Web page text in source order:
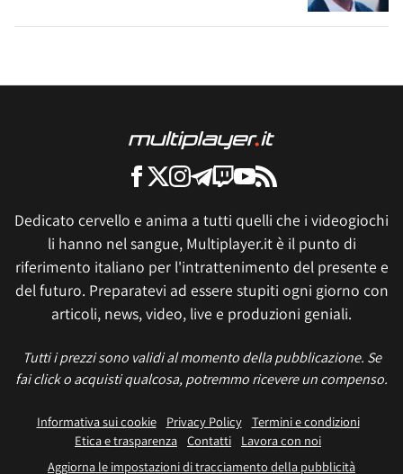
Dedicato cervello e anima a tutti quelli che i videogiochi
li hanno nel sangue, Multiplayer.it è il punto di
riferimento italiano per l'intrattenimento del presente e
del futuro. Preparatevi ad essere stupiti ogni giorno con
articoli, news, video, live e produzioni geniali.
Tutti i prezzi sono validi al momento della pubblicazione. Se
fai click o acquisti qualcosa, potremmo ricevere un compenso.
Informativa sui cookie Privacy Policy
Termini e condizioni
Etica e trasparenza Contatti
Lavora con noi
Aggiorna le impostazioni di tracciamento della pubblicità